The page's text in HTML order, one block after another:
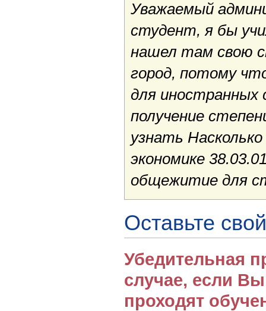
Уважаемый
студент, я бы
нашел там свою
город, потому
для иностранных
получение
узнать
экономике
общежитие для
Оставьте
Убедительная
случае, если
проходят